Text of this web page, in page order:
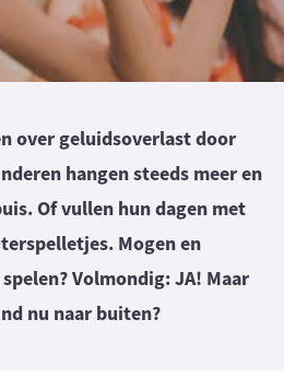
over geluidsoverlast door
hangen steeds meer en
Of vullen hun dagen met
Mogen en
Volmondig: JA! Maar
nu naar buiten?